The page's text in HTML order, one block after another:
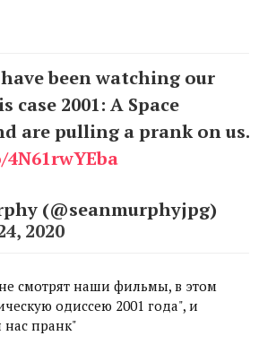
been watching our
case 2001: A Space
are pulling a prank on us.
(@seanmurphyjpg)
2020
смотрят наши фильмы, в этом
одиссею 2001 года", и
нас пранк"